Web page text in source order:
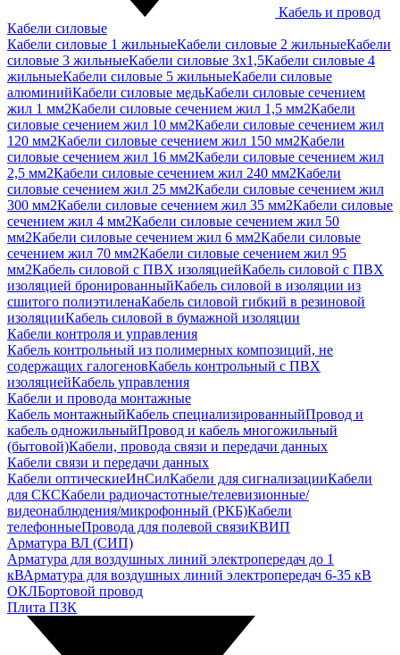
Кабель и провод
Кабели силовые
Кабели силовые 1 жильныеКабели силовые 2 жильныеКабели
силовые 3 жильныеКабели силовые 3х1,5Кабели силовые 4
жильныеКабели силовые 5 жильныеКабели силовые
алюминийКабели силовые медьКабели силовые сечением
жил 1 мм2Кабели силовые сечением жил 1,5 мм2Кабели
силовые сечением жил 10 мм2Кабели силовые сечением жил
120 мм2Кабели силовые сечением жил 150 мм2Кабели
силовые сечением жил 16 мм2Кабели силовые сечением жил
2,5 мм2Кабели силовые сечением жил 240 мм2Кабели
силовые сечением жил 25 мм2Кабели силовые сечением жил
300 мм2Кабели силовые сечением жил 35 мм2Кабели силовые
сечением жил 4 мм2Кабели силовые сечением жил 50
мм2Кабели силовые сечением жил 6 мм2Кабели силовые
сечением жил 70 мм2Кабели силовые сечением жил 95
мм2Кабель силовой с ПВХ изоляциейКабель силовой с ПВХ
изоляцией бронированныйКабель силовой в изоляции из
сшитого полиэтиленаКабель силовой гибкий в резиновой
изоляцииКабель силовой в бумажной изоляции
Кабели контроля и управления
Кабель контрольный из полимерных композиций, не
содержащих галогеновКабель контрольный с ПВХ
изоляциейКабель управления
Кабели и провода монтажные
Кабель монтажныйКабель специализированныйПровод и
кабель одножильныйПровод и кабель многожильный
(бытовой)Кабели, провода связи и передачи данных
Кабели связи и передачи данных
Кабели оптическиеИнСилКабели для сигнализацииКабели
для СКСКабели радиочастотные/телевизионные/
видеонаблюдения/микрофонный (РКБ)Кабели
телефонныеПровода для полевой связиКВИП
Арматура ВЛ (СИП)
Арматура для воздушных линий электропередач до 1
кВАрматура для воздушных линий электропередач 6-35 кВ
ОКЛБортовой провод
Плита ПЗК